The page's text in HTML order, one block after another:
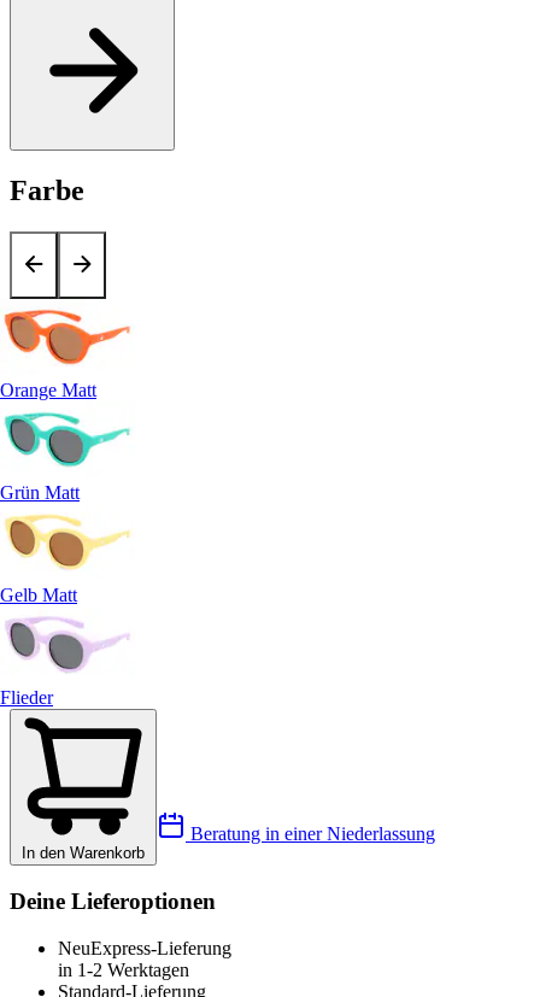
Farbe
Orange Matt
Grün Matt
Gelb Matt
Flieder
In den Warenkorb
Beratung in einer Niederlassung
Deine Lieferoptionen
NeuExpress-Lieferung
in 1-2 Werktagen
Standard-Lieferung